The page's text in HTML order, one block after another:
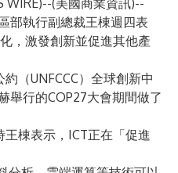
WIRE)--(美國商業資訊)--
部執行副總裁王棟週四表
，激發創新並促進其他產
（UNFCCC）全球創新中
舉行的COP27大會期間做了
棟表示，ICT正在「促進